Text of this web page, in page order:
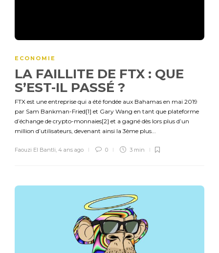
ECONOMIE
LA FAILLITE DE FTX : QUE
S’EST-IL PASSÉ ?
FTX est une entreprise qui a été fondée aux Bahamas en mai 2019
par Sam Bankman-Fried[1] et Gary Wang en tant que plateforme
d’échange de crypto-monnaies[2] et a gagné dès lors plus d’un
million d’utilisateurs, devenant ainsi la 3ème plus...
Faouzi El Bantli, 4 ans ago 0 3 min